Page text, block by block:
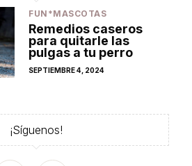
FUN*MASCOTAS
Remedios caseros
para quitarle las
pulgas a tu perro
POSTED
SEPTIEMBRE 4, 2024
¡Síguenos!